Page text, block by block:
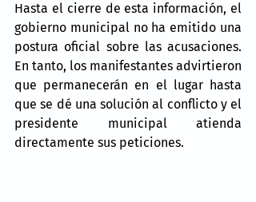
Hasta el cierre de esta información, el
gobierno municipal no ha emitido una
postura oficial sobre las acusaciones.
En tanto, los manifestantes advirtieron
que permanecerán en el lugar hasta
que se dé una solución al conflicto y el
presidente municipal atienda
directamente sus peticiones.